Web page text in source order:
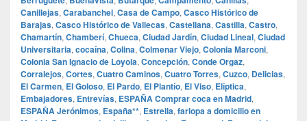
Canillejas, Carabanchel, Casa de Campo, Casco Histórico de
Barajas, Casco Histórico de Vallecas, Castellana, Castilla, Castro,
Chamartín, Chamberí, Chueca, Ciudad Jardín, Ciudad Lineal, Ciudad
Universitaria, cocaína, Colina, Colmenar Viejo, Colonia Marconi,
Colonia San Ignacio de Loyola, Concepción, Conde Orgaz,
Corralejos, Cortes, Cuatro Caminos, Cuatro Torres, Cuzco, Delicias,
El Carmen, El Goloso, El Pardo, El Plantío, El Viso, Elíptica,
Embajadores, Entrevías, ESPAÑA Comprar coca en Madrid,
ESPAÑA Jerónimos, España**, Estrella, farlopa a domicilio en